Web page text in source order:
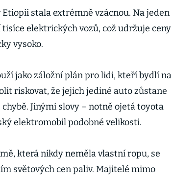
stala extrémně vzácnou. Na jeden
elektrických vozů, což udržuje ceny
vysoko.
jako záložní plán pro lidi, kteří bydlí na
riskovat, že jejich jediné auto zůstane
Jinými slovy – notně ojetá toyota
elektromobil podobné velikosti.
která nikdy neměla vlastní ropu, se
světových cen paliv. Majitelé mimo